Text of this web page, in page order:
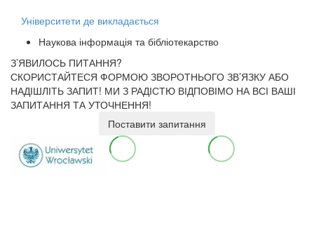
Університети де викладається
Наукова інформація та бібліотекарство
З’ЯВИЛОСЬ ПИТАННЯ?
СКОРИСТАЙТЕСЯ ФОРМОЮ ЗВОРОТНЬОГО ЗВ’ЯЗКУ АБО
НАДІШЛІТЬ ЗАПИТ! МИ З РАДІСТЮ ВІДПОВІМО НА ВСІ ВАШІ
ЗАПИТАННЯ ТА УТОЧНЕННЯ!
Поставити запитання